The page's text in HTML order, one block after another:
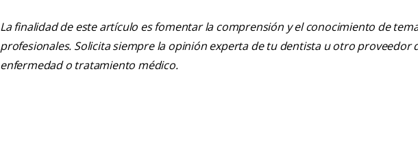
La finalidad de este artículo es fomentar la comprensión y el conocimiento de
profesionales. Solicita siempre la opinión experta de tu dentista u otro
enfermedad o tratamiento médico.